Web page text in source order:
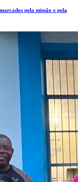
pela missão e pela